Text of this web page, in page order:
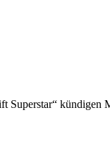
Superstar“